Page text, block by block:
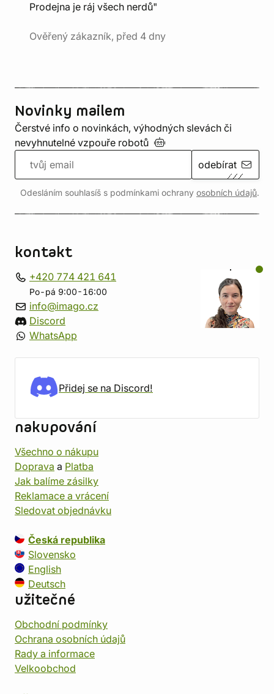
Prodejna je ráj všech nerdů"
Ověřený zákazník, před 4 dny
Novinky mailem
Čerstvé info o novinkách, výhodných slevách či
nevyhnutelné vzpouře robotů
odebírat
Odesláním souhlasíš s podmínkami ochrany osobních údajů.
kontakt
+420 774 421 641
Po-pá 9:00-16:00
info@imago.cz
Discord
WhatsApp
Přidej se na Discord!
nakupování
Všechno o nákupu
Doprava a Platba
Jak balíme zásilky
Reklamace a vrácení
Sledovat objednávku
Česká republika
Slovensko
English
Deutsch
užitečné
Obchodní podmínky
Ochrana osobních údajů
Rady a informace
Velkoobchod